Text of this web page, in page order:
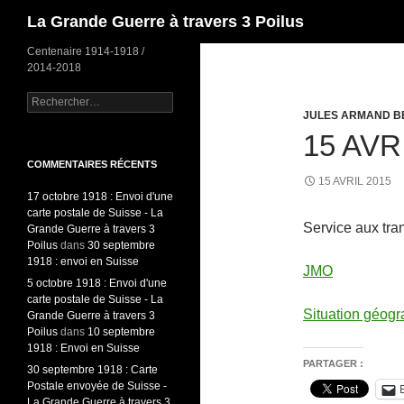
La Grande Guerre à travers 3 Poilus
JULES ARMAND
15
15 AVRIL 2015
Service aux
JMO
Situation
PARTAGER :
Centenaire 1914-1918 /
2014-2018
Rechercher :
COMMENTAIRES RÉCENTS
17 octobre 1918 : Envoi d'une
carte postale de Suisse - La
Grande Guerre à travers 3
Poilus dans 30 septembre
1918 : envoi en Suisse
5 octobre 1918 : Envoi d'une
carte postale de Suisse - La
Grande Guerre à travers 3
Poilus dans 10 septembre
1918 : Envoi en Suisse
30 septembre 1918 : Carte
Postale envoyée de Suisse -